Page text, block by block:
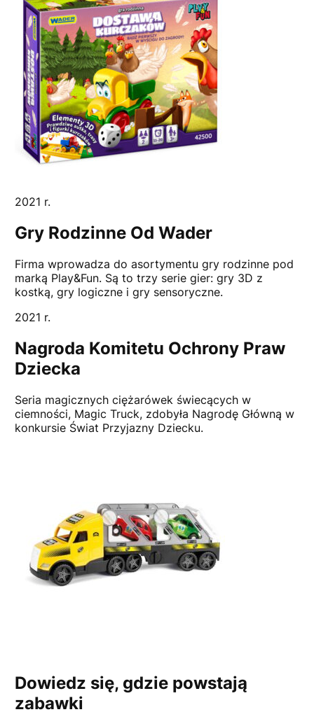
2021 r.
Gry Rodzinne Od Wader
Firma wprowadza do asortymentu gry rodzinne pod
marką Play&Fun. Są to trzy serie gier: gry 3D z
kostką, gry logiczne i gry sensoryczne.
2021 r.
Nagroda Komitetu Ochrony Praw
Dziecka
Seria magicznych ciężarówek świecących w
ciemności, Magic Truck, zdobyła Nagrodę Główną w
konkursie Świat Przyjazny Dziecku.
Dowiedz się, gdzie powstają
zabawki